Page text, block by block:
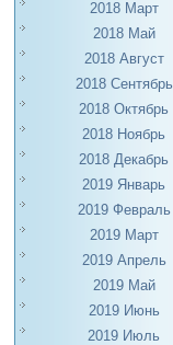
2018 Март
2018 Май
2018 Август
2018 Сентябрь
2018 Октябрь
2018 Ноябрь
2018 Декабрь
2019 Январь
2019 Февраль
2019 Март
2019 Апрель
2019 Май
2019 Июнь
2019 Июль